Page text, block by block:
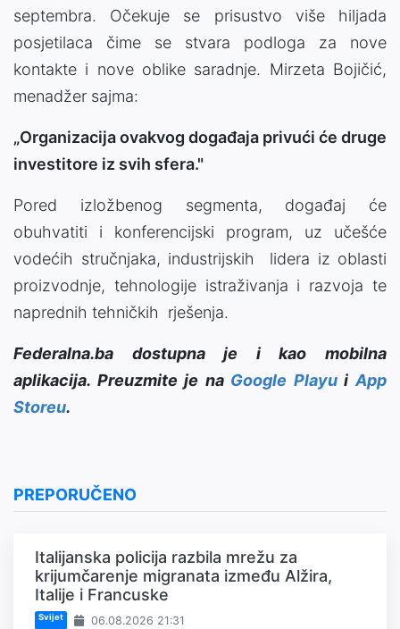
septembra. Očekuje se prisustvo više hiljada
posjetilaca čime se stvara podloga za nove
kontakte i nove oblike saradnje. Mirzeta Bojičić,
menadžer sajma:
„Organizacija ovakvog događaja privući će druge
investitore iz svih sfera."
Pored izložbenog segmenta, događaj će
obuhvatiti i konferencijski program, uz učešće
vodećih stručnjaka, industrijskih lidera iz oblasti
proizvodnje, tehnologije istraživanja i razvoja te
naprednih tehničkih rješenja.
Federalna.ba dostupna je i kao mobilna
aplikacija. Preuzmite je na Google PlayuiApp
Storeu.
PREPORUČENO
Italijanska policija razbila mrežu za
krijumčarenje migranata između Alžira,
Italije i Francuske
Svijet 06.08.2026 21:31